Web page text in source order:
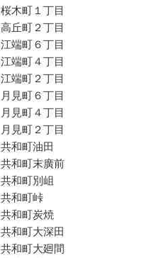
桜木町１丁目
高丘町２丁目
江端町６丁目
江端町４丁目
江端町２丁目
月見町６丁目
月見町４丁目
月見町２丁目
共和町油田
共和町末廣前
共和町別岨
共和町峠
共和町炭焼
共和町大深田
共和町大廻間